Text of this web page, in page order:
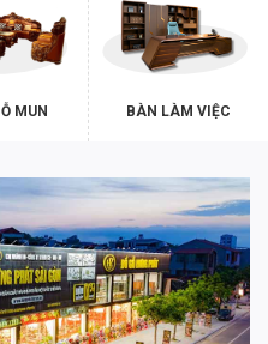
MUN BÀN LÀM VIỆC